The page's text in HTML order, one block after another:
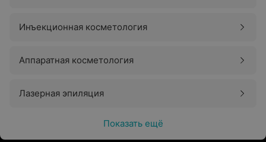
Инъекционная косметология
Аппаратная косметология
Лазерная эпиляция
Показать ещё